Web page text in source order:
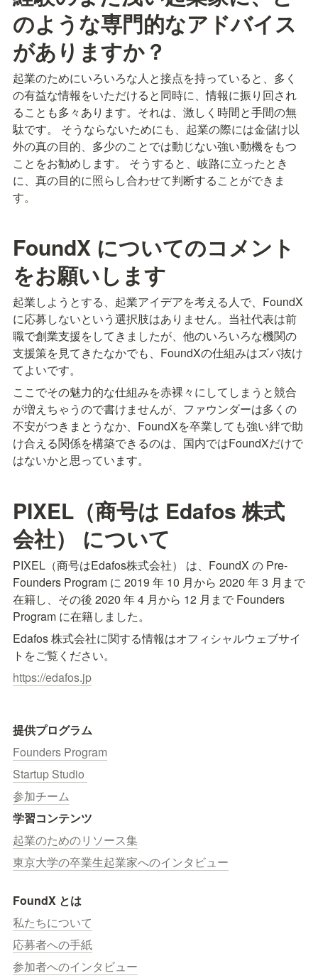
のような専門的なアドバイス
がありますか？
起業のためにいろいろな人と接点を持っていると、多く
の有益な情報をいただけると同時に、情報に振り回され
ることも多々あります。それは、激しく時間と手間の無
駄です。 そうならないためにも、起業の際には金儲け以
外の真の目的、多少のことでは動じない強い動機をもつ
ことをお勧めします。 そうすると、岐路に立ったとき
に、真の目的に照らし合わせて判断することができま
す。
FoundX についてのコメント
をお願いします
起業しようとする、起業アイデアを考える人で、FoundX
に応募しないという選択肢はありません。当社代表は前
職で創業支援をしてきましたが、他のいろいろな機関の
支援策を見てきたなかでも、FoundXの仕組みはズバ抜け
てよいです。
ここでその魅力的な仕組みを赤裸々にしてしまうと競合
が増えちゃうので書けませんが、ファウンダーは多くの
不安がつきまとうなか、FoundXを卒業しても強い絆で助
け合える関係を構築できるのは、国内ではFoundXだけで
はないかと思っています。
PIXEL（商号は Edafos 株式
会社） について
PIXEL（商号はEdafos株式会社） は、FoundX の Pre-
Founders Program に 2019 年 10 月から 2020 年 3 月まで
在籍し、その後 2020 年 4 月から 12 月まで Founders
Program に在籍しました。
Edafos 株式会社に関する情報はオフィシャルウェブサイ
トをご覧ください。
https://edafos.jp
提供プログラム
Founders Program
Startup Studio
参加チーム
学習コンテンツ
起業のためのリソース集
東京大学の卒業生起業家へのインタビュー
FoundX とは
私たちについて
応募者への手紙
参加者へのインタビュー